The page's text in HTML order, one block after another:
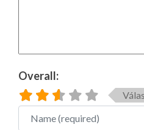
Overall:
Name